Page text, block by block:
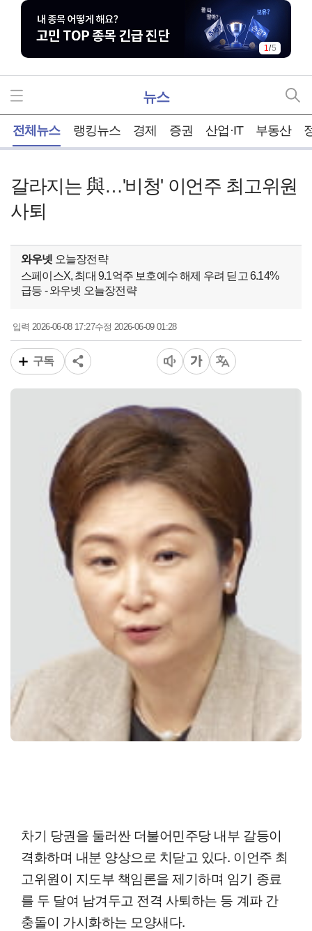
1/5
뉴스
전체뉴스 랭킹뉴스 경제 증권 산업·IT 부동산
갈라지는 與…'비청' 이언주 최고위원
사퇴
와우넷 오늘장전략
스페이스X, 최대 9.1억주 보호예수 해제 우려 딛고 6.14%
급등 - 와우넷 오늘장전략
입력2026-06-08 17:27수정 2026-06-09 01:28
구독
차기 당권을 둘러싼 더불어민주당 내부 갈등이
격화하며 내분 양상으로 치닫고 있다. 이언주 최
고위원이 지도부 책임론을 제기하며 임기 종료
를 두 달여 남겨두고 전격 사퇴하는 등 계파 간
충돌이 가시화하는 모양새다.